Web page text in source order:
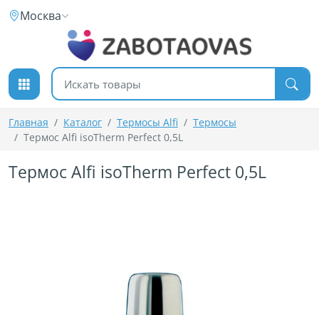
К содержимому
Москва
Поиск товаров
Главная Каталог Термосы Alfi
Термосы
Термос Alfi isoTherm Perfect 0,5L
Термос Alfi isoTherm Perfect 0,5L